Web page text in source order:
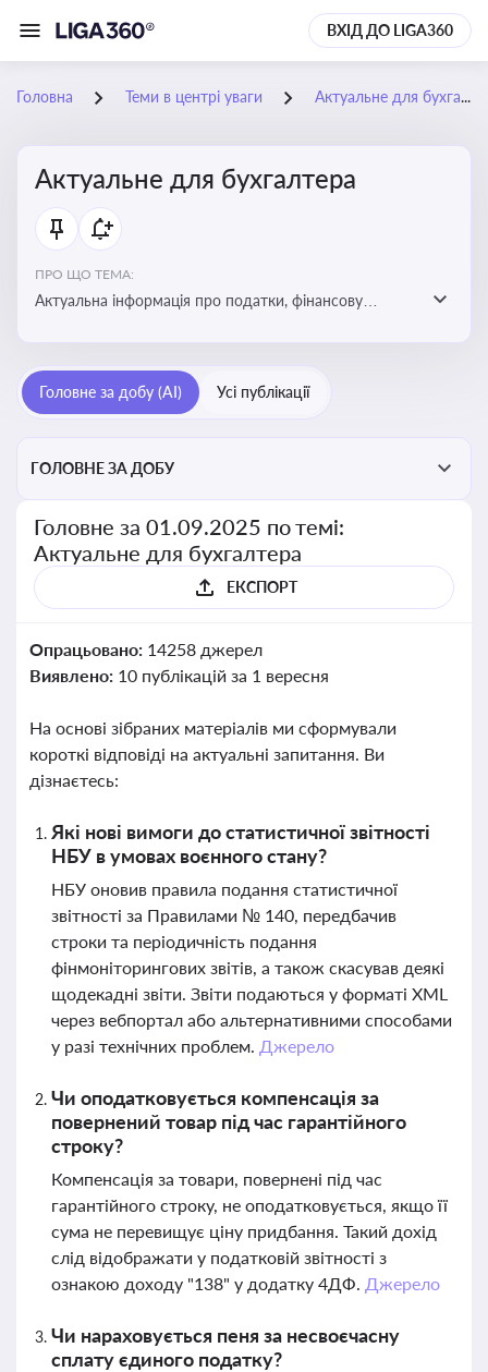
ВХІД ДО LIGA360
Головна Теми в центрі уваги Актуальне для бухгалтера
Актуальне для бухгалтера
ПРО ЩО ТЕМА:
Актуальна інформація про податки, фінансову
підприємств
Головне за добу (AI) Усі публікації
ГОЛОВНЕ ЗА ДОБУ
Головне за 01.09.2025 по темі:
Актуальне для бухгалтера
ЕКСПОРТ
Опрацьовано: 14258 джерел
Виявлено: 10 публікацій за 1 вересня
На основі зібраних матеріалів ми сформували
короткі відповіді на актуальні запитання. Ви
дізнаєтесь:
Які нові вимоги до статистичної звітності
НБУ в умовах воєнного стану?
НБУ оновив правила подання статистичної
звітності за Правилами № 140, передбачив
строки та періодичність подання
фінмоніторингових звітів, а також скасував деякі
щодекадні звіти. Звіти подаються у форматі XML
через вебпортал або альтернативними способами
у разі технічних проблем. Джерело
Чи оподатковується компенсація за
повернений товар під час гарантійного
строку?
Компенсація за товари, повернені під час
гарантійного строку, не оподатковується, якщо її
сума не перевищує ціну придбання. Такий дохід
слід відображати у податковій звітності з
ознакою доходу "138" у додатку 4ДФ. Джерело
Чи нараховується пеня за несвоєчасну
сплату єдиного податку?